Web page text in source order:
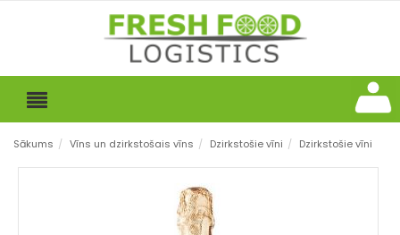
Sākums / Vīns un dzirkstošais vīns / Dzirkstošie vīni / Dzirkstošie vīni